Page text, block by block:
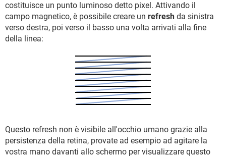
costituisce un punto luminoso detto pixel. Attivando il
campo magnetico, è possibile creare un refresh da sinistra
verso destra, poi verso il basso una volta arrivati alla fine
della linea:
Questo refresh non è visibile all'occhio umano grazie alla
persistenza della retina, provate ad esempio ad agitare la
vostra mano davanti allo schermo per visualizzare questo